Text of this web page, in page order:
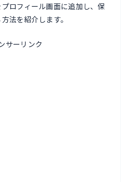
プロフィール画面に追加し、保
法を紹介します。
サーリンク